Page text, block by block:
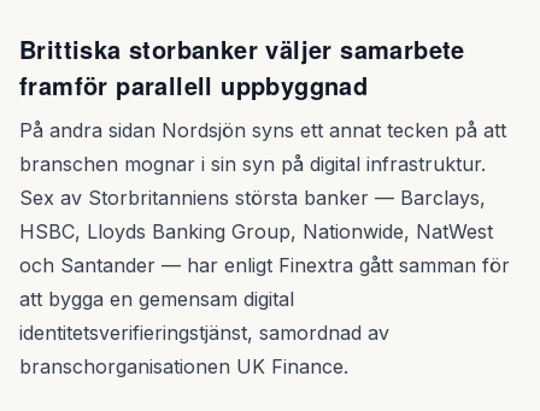
Brittiska storbanker väljer samarbete
framför parallell uppbyggnad
På andra sidan Nordsjön syns ett annat tecken på att
branschen mognar i sin syn på digital infrastruktur.
Sex av Storbritanniens största banker — Barclays,
HSBC, Lloyds Banking Group, Nationwide, NatWest
och Santander — har enligt Finextra gått samman för
att bygga en gemensam digital
identitetsverifieringstjänst, samordnad av
branschorganisationen UK Finance.